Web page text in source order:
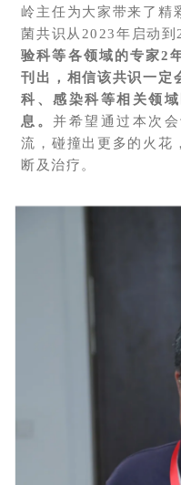
岭主任为大家带来了精
菌共识从2023年启动
验科等各领域的专家2
刊出，相信该共识一定
科、感染科等相关领
息。 并希望通过本次
流，碰撞出更多的火花
断及治疗。